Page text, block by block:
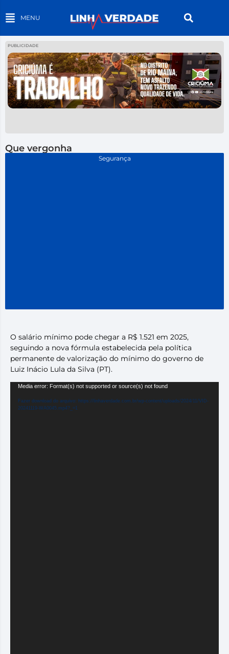
MENU
PUBLICIDADE
Que vergonha
Segurança
O salário mínimo pode chegar a R$ 1.521 em 2025,
seguindo a nova fórmula estabelecida pela política
permanente de valorização do mínimo do governo de
Luiz Inácio Lula da Silva (PT).
Tocador
vídeo
Media error: Format(s) not supported or source(s) not found
Fazer download do arquivo: https://linhaverdade.com.br/wp-content/uploads/2024/11/VID-
20241119-WA0045.mp4?_=1